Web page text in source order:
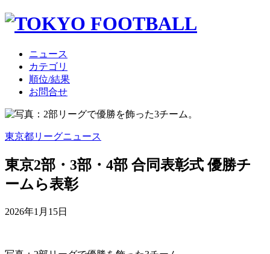
ニュース
カテゴリ
順位/結果
お問合せ
東京都リーグニュース
東京2部・3部・4部 合同表彰式 優勝チ
ームら表彰
2026年1月15日